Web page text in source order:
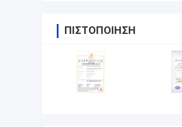
ΠΙΣΤΟΠΟΊΗΣΗ